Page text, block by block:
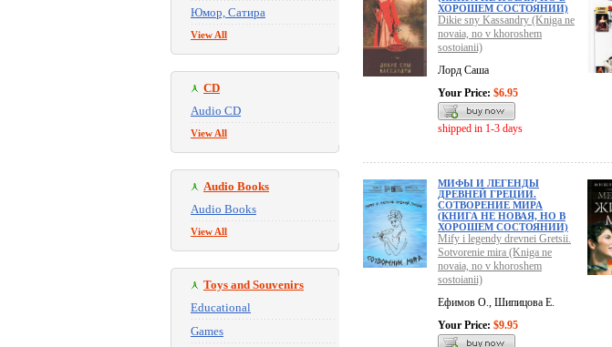
Юмор, Сатира
View All
CD
Audio CD
View All
Audio Books
Audio Books
View All
Toys and Souvenirs
Educational
Games
ХОРОШЕМ СОСТОЯНИИ)
Dikie sny Kassandry (Kniga ne
novaia, no v khoroshem
sostoianii)
Лорд Саша
Your Price: $6.95
shipped in 1-3 days
МИФЫ И ЛЕГЕНДЫ
ДРЕВНЕЙ ГРЕЦИИ.
СОТВОРЕНИЕ МИРА
(КНИГА НЕ НОВАЯ, НО В
ХОРОШЕМ СОСТОЯНИИ)
Mify i legendy drevnei Gretsii.
Sotvorenie mira (Kniga ne
novaia, no v khoroshem
sostoianii)
Ефимов О., Шипицова Е.
Your Price: $9.95